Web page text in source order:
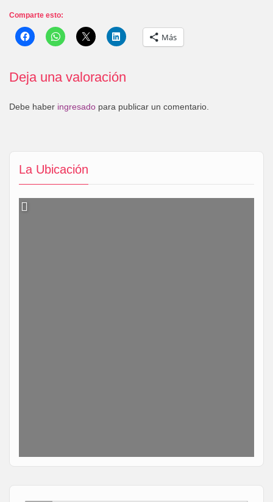
La Ubicación
Comparte esto:
Más
Deja una valoración
Debe haber ingresado para publicar un comentario.